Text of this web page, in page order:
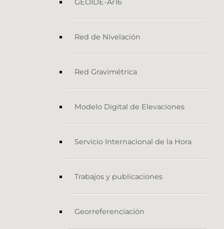
GEOIDE-Ar16
Red de Nivelación
Red Gravimétrica
Modelo Digital de Elevaciones
Servicio Internacional de la Hora
Trabajos y publicaciones
Georreferenciación